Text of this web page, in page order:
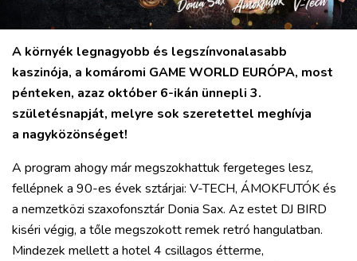
VÁROS
RÉGIÓ
SPORT
KULTÚRA
PODCAST
A környék legnagyobb és legszínvonalasabb
kaszinója, a komáromi GAME WORLD EURÓPA, most
pénteken, azaz október 6-ikán ünnepli 3.
születésnapját, melyre sok szeretettel meghívja
a nagyközönséget!
A program ahogy már megszokhattuk fergeteges lesz,
fellépnek a 90-es évek sztárjai: V-TECH, ÁMOKFUTÓK és
a nemzetközi szaxofonsztár Donia Sax. Az estet DJ BIRD
kiséri végig, a tőle megszokott remek retró hangulatban.
Mindezek mellett a hotel 4 csillagos étterme,